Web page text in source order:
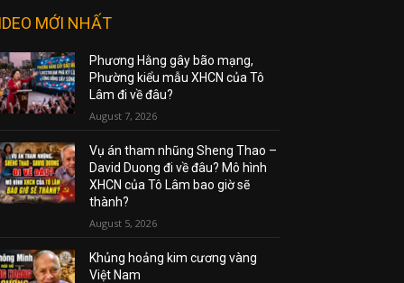
MỚI NHẤT
Phương Hằng gây bão mạng,
Phường kiểu mẫu XHCN của Tô
Lâm đi về đâu?
August 7, 2026
Vụ án tham nhũng Sheng Thao –
David Duong đi về đâu? Mô hình
XHCN của Tô Lâm bao giờ sẽ
thành?
August 5, 2026
Khủng hoảng kim cương vàng
Việt Nam